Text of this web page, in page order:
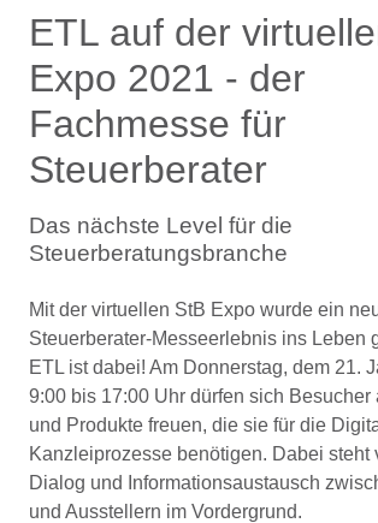
ETL auf der
Expo 2021 - der
Fachmesse für
Steuerberater
Das nächste Level für die
Steuerberatungsbranche
Mit der virtuellen StB Expo wurde ein
Steuerberater-Messeerlebnis ins Leben
ETL ist dabei! Am Donnerstag, dem 21.
9:00 bis 17:00 Uhr dürfen sich Besucher
und Produkte freuen, die sie für die
Kanzleiprozesse benötigen. Dabei steht
Dialog und Informationsaustausch
und Ausstellern im Vordergrund.